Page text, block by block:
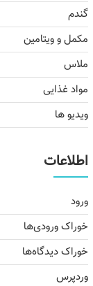
گندم
مکمل و ویتامین
ملاس
مواد غذایی
ویدیو ها
اطلاعات
ورود
خوراک ورودی‌ها
خوراک دیدگاه‌ها
وردپرس